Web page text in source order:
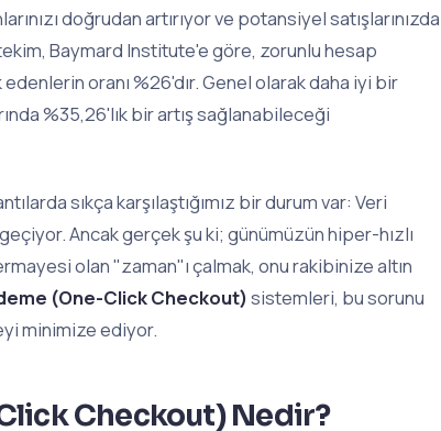
doğrudan artırıyor ve potansiyel satışlarınızda
Baymard Institute'e göre, zorunlu hesap
oranı %26'dır. Genel olarak daha iyi bir
%35,26'lık bir artış sağlanabileceği
sıkça karşılaştığımız bir durum var: Veri
Ancak gerçek şu ki; günümüzün hiper-hızlı
olan "zaman"ı çalmak, onu rakibinize altın
(One-Click Checkout) sistemleri, bu sorunu
minimize ediyor.
Checkout) Nedir?